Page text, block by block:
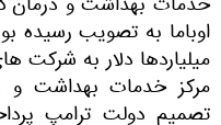
خدمات بهداشت و درمان
اوباما به تصویب رسیده
میلیاردها دلار به شرکت
مرکز خدمات بهداشت و